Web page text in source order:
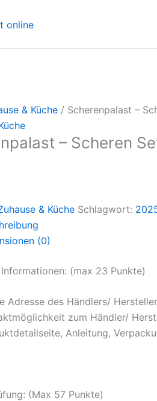
& Küche / Scherenpalast –
– Scheren
& Küche Schlagwort:
(0)
(max 23 Punkte)
Adresse des Händlers/
zum Händler/
Anleitung,
(Max 57 Punkte)